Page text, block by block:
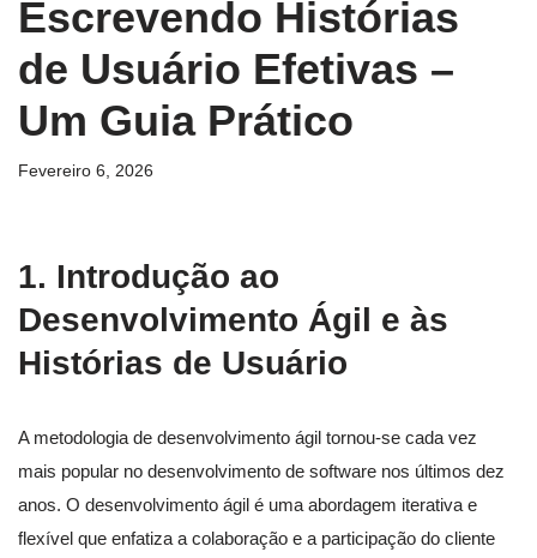
Escrevendo Histórias
de Usuário Efetivas –
Um Guia Prático
Fevereiro 6, 2026
1. Introdução ao
Desenvolvimento Ágil e às
Histórias de Usuário
A metodologia de desenvolvimento ágil tornou-se cada vez
mais popular no desenvolvimento de software nos últimos dez
anos. O desenvolvimento ágil é uma abordagem iterativa e
flexível que enfatiza a colaboração e a participação do cliente